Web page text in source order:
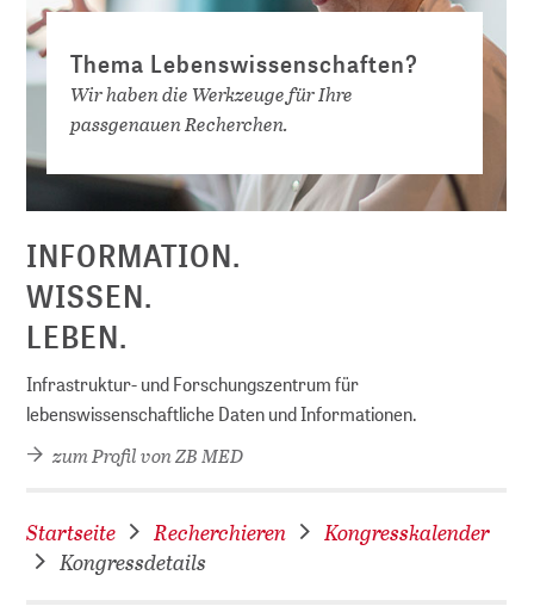
Thema Lebenswissenschaften?
Wir haben die Werkzeuge für Ihre
passgenauen Recherchen.
INFORMATION.
WISSEN.
LEBEN.
Infrastruktur- und Forschungszentrum für
lebenswissenschaftliche Daten und Informationen.
zum Profil von ZB MED
Startseite Recherchieren
Kongresskalender
Kongressdetails